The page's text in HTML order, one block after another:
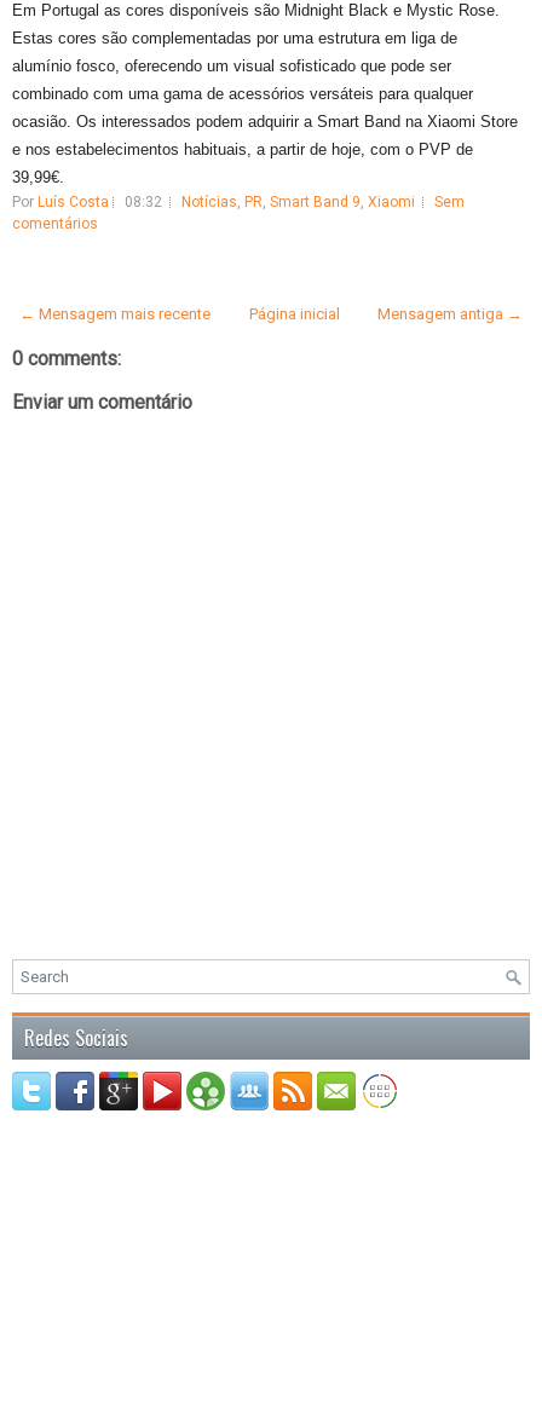
Em Portugal as cores disponíveis são Midnight Black e Mystic Rose.
Estas cores são complementadas por uma estrutura em liga de
alumínio fosco, oferecendo um visual sofisticado que pode ser
combinado com uma gama de acessórios versáteis para qualquer
ocasião. Os interessados podem adquirir a Smart Band na Xiaomi Store
e nos estabelecimentos habituais, a partir de hoje, com o PVP de
39,99€.
Por Luís Costa 08:32 Notícias, PR, Smart Band 9, Xiaomi
Sem
comentários
← Mensagem mais recente Mensagem antiga →
Página inicial
0 comments:
Enviar um comentário
Redes Sociais